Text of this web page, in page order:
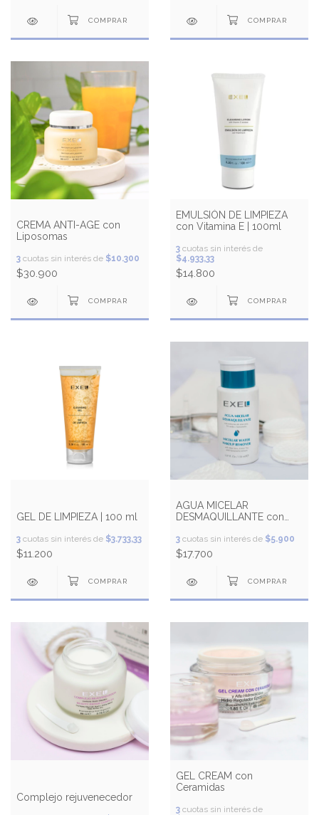
CREMA ANTI-AGE con
Liposomas
3 cuotas sin interés de $10.300
$30.900
EMULSIÓN DE LIMPIEZA
con Vitamina E | 100ml
3 cuotas sin interés de
$4.933,33
$14.800
GEL DE LIMPIEZA | 100 ml
3 cuotas sin interés de $3.733,33
$11.200
AGUA MICELAR
DESMAQUILLANTE con
Hamamelis
3 cuotas sin interés de $5.900
$17.700
Complejo rejuvenecedor
GEL CREAM con
Ceramidas
3 cuotas sin interés de